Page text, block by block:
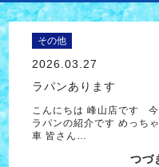
その他
2026.03.27
ラパンあります
こんにちは 峰山店です 今
ラパンの紹介です めっち
車 皆さん…
つづ